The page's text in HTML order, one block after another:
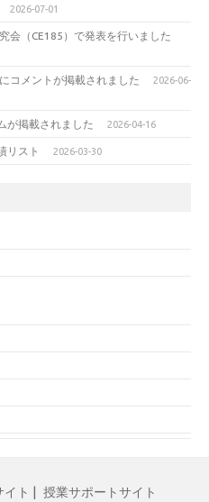
2026-07-01
会（CE185）で発表を行いました
コメントが掲載されました
2026-06-
が掲載されました 2026-04-16
リスト 2026-03-30
ト 授業サポートサイト